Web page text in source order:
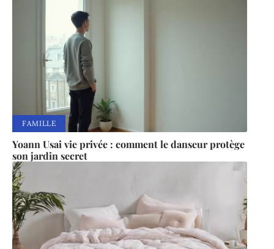
FAMILLE
Yoann Usai vie privée : comment le danseur protège
son jardin secret